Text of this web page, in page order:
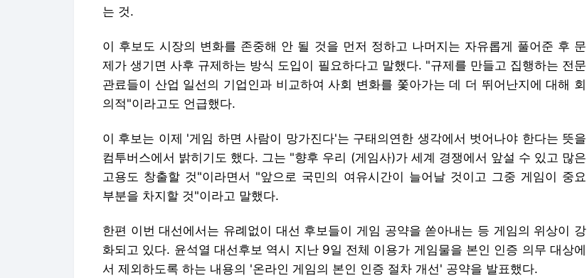
는 것.
이 후보도 시장의 변화를 존중해 안 될 것을 먼저 정하고 나머지는 자유롭게 풀어준 후 문
제가 생기면 사후 규제하는 방식 도입이 필요하다고 말했다. "규제를 만들고 집행하는 전문
관료들이 산업 일선의 기업인과 비교하여 사회 변화를 쫓아가는 데 더 뛰어난지에 대해 회
의적"이라고도 언급했다.
이 후보는 이제 '게임 하면 사람이 망가진다'는 구태의연한 생각에서 벗어나야 한다는 뜻을
컴투버스에서 밝히기도 했다. 그는 "향후 우리 (게임사)가 세계 경쟁에서 앞설 수 있고 많은
고용도 창출할 것"이라면서 "앞으로 국민의 여유시간이 늘어날 것이고 그중 게임이 중요
부분을 차지할 것"이라고 말했다.
한편 이번 대선에서는 유례없이 대선 후보들이 게임 공약을 쏟아내는 등 게임의 위상이 강
화되고 있다. 윤석열 대선후보 역시 지난 9일 전체 이용가 게임물을 본인 인증 의무 대상에
서 제외하도록 하는 내용의 '온라인 게임의 본인 인증 절차 개선' 공약을 발표했다.